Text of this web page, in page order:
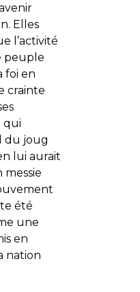
Elles
l’activité
peuple
foi en
crainte
qui
du joug
lui aurait
été
une
en
nation